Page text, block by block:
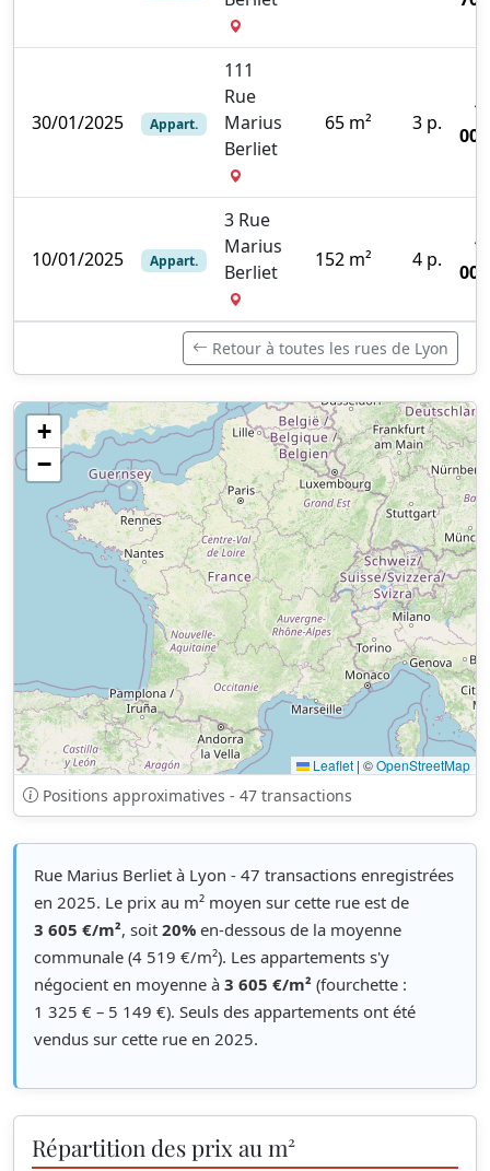
30/01/2025 Appart.
111
Rue
Marius
Berliet
65 m² 3 p.
10/01/2025 Appart.
3 Rue
Marius
Berliet
152 m² 4 p.
Retour à toutes les rues de Lyon
+
−
Leaflet | ©OpenStreetMap
Positions approximatives - 47 transactions
Rue Marius Berliet à Lyon - 47 transactions enregistrées
en 2025. Le prix au m² moyen sur cette rue est de
3 605 €/m², soit 20% en-dessous de la moyenne
communale (4 519 €/m²). Les appartements s'y
négocient en moyenne à 3 605 €/m² (fourchette :
1 325 € – 5 149 €). Seuls des appartements ont été
vendus sur cette rue en 2025.
Répartition des prix au m²